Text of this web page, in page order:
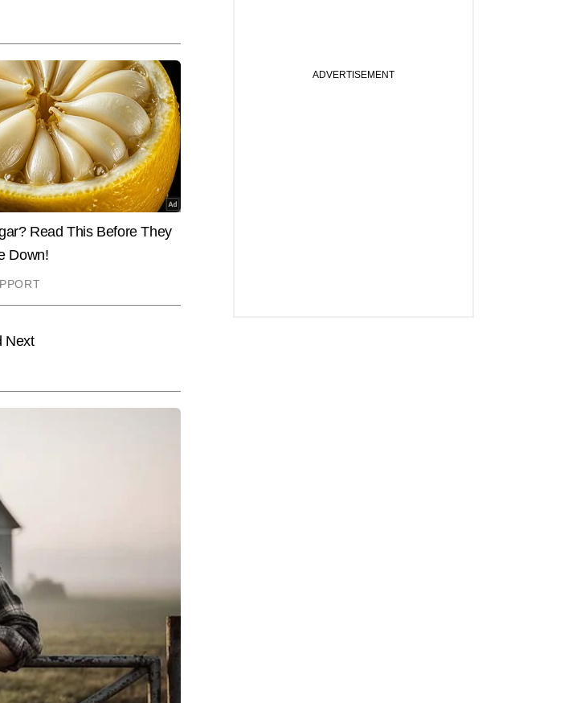
पाठकों के जीवन और उनकी रोजमर्रा की